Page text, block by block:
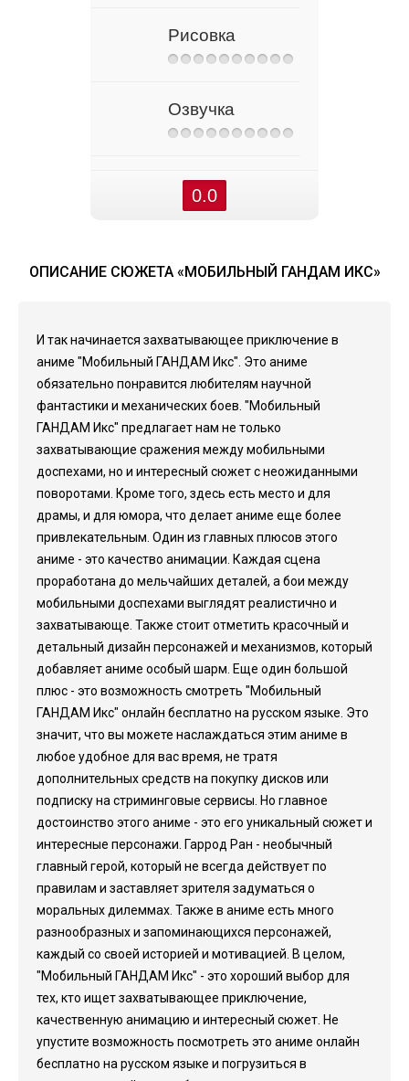
Рисовка
Озвучка
0.0
ОПИСАНИЕ СЮЖЕТА «МОБИЛЬНЫЙ ГАНДАМ ИКС»
И так начинается захватывающее приключение в
аниме "Мобильный ГАНДАМ Икс". Это аниме
обязательно понравится любителям научной
фантастики и механических боев. "Мобильный
ГАНДАМ Икс" предлагает нам не только
захватывающие сражения между мобильными
доспехами, но и интересный сюжет с неожиданными
поворотами. Кроме того, здесь есть место и для
драмы, и для юмора, что делает аниме еще более
привлекательным. Один из главных плюсов этого
аниме - это качество анимации. Каждая сцена
проработана до мельчайших деталей, а бои между
мобильными доспехами выглядят реалистично и
захватывающе. Также стоит отметить красочный и
детальный дизайн персонажей и механизмов, который
добавляет аниме особый шарм. Еще один большой
плюс - это возможность смотреть "Мобильный
ГАНДАМ Икс" онлайн бесплатно на русском языке. Это
значит, что вы можете наслаждаться этим аниме в
любое удобное для вас время, не тратя
дополнительных средств на покупку дисков или
подписку на стриминговые сервисы. Но главное
достоинство этого аниме - это его уникальный сюжет и
интересные персонажи. Гаррод Ран - необычный
главный герой, который не всегда действует по
правилам и заставляет зрителя задуматься о
моральных дилеммах. Также в аниме есть много
разнообразных и запоминающихся персонажей,
каждый со своей историей и мотивацией. В целом,
"Мобильный ГАНДАМ Икс" - это хороший выбор для
тех, кто ищет захватывающее приключение,
качественную анимацию и интересный сюжет. Не
упустите возможность посмотреть это аниме онлайн
бесплатно на русском языке и погрузиться в